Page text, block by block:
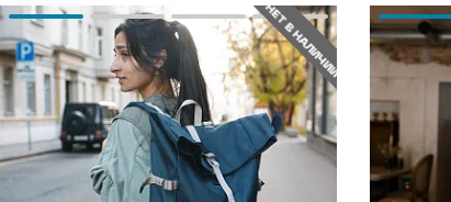
НЕТ В НАЛИЧИИ